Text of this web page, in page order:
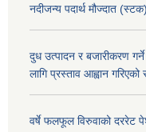
नदीजन्य पदार्थ मौज्दात
दुध उत्पादन र बजारीकरण
लागि प्रस्ताव आह्वान
वर्षे फलफूल विरुवाको दररेट